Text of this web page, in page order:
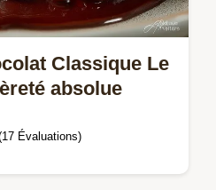
Classique Le
absolue
Évaluations)